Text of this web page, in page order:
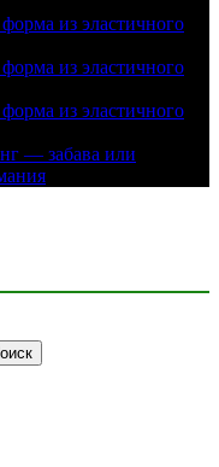
из эластичного
из эластичного
из эластичного
— забава или